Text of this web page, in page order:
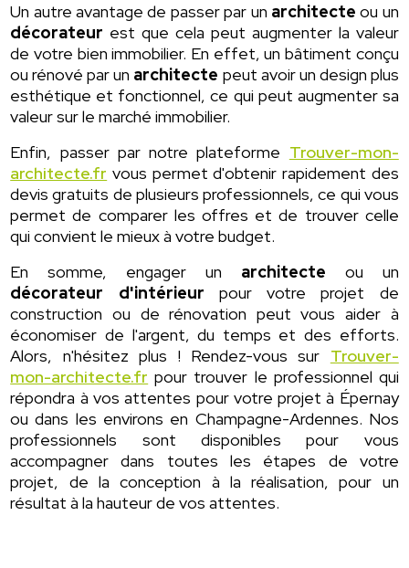
Un autre avantage de passer par un architecte ou un
décorateur est que cela peut augmenter la valeur
de votre bien immobilier. En effet, un bâtiment conçu
ou rénové par un architecte peut avoir un design plus
esthétique et fonctionnel, ce qui peut augmenter sa
valeur sur le marché immobilier.
Enfin, passer par notre plateforme Trouver-mon-
architecte.fr vous permet d'obtenir rapidement des
devis gratuits de plusieurs professionnels, ce qui vous
permet de comparer les offres et de trouver celle
qui convient le mieux à votre budget.
En somme, engager un architecte ou un
décorateur d'intérieur pour votre projet de
construction ou de rénovation peut vous aider à
économiser de l'argent, du temps et des efforts.
Alors, n'hésitez plus ! Rendez-vous sur Trouver-
mon-architecte.fr pour trouver le professionnel qui
répondra à vos attentes pour votre projet à Épernay
ou dans les environs en Champagne-Ardennes. Nos
professionnels sont disponibles pour vous
accompagner dans toutes les étapes de votre
projet, de la conception à la réalisation, pour un
résultat à la hauteur de vos attentes.